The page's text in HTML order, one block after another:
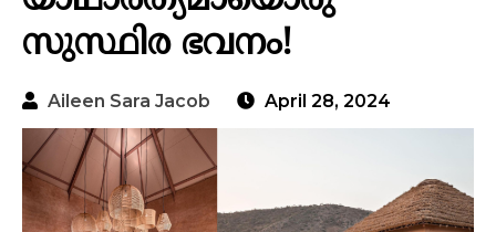
സുസ്ഥിര ഭവനം!
Aileen Sara Jacob April 28, 2024